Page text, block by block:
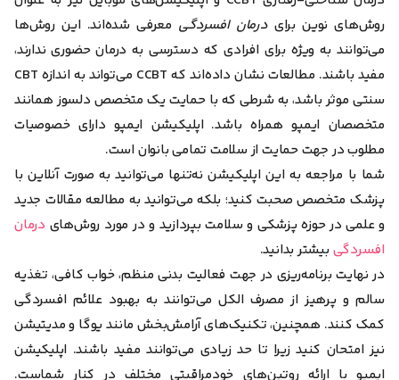
روش‌های نوین برایدرمان افسردگی معرفی شده‌اند. این روش‌ها
می‌توانند به ویژه برای افرادی که دسترسی به درمان حضوری ندارند،
مفید باشند. مطالعات نشان داده‌اند که CCBT می‌تواند به اندازه CBT
سنتی موثر باشد، به شرطی که با حمایت یک متخصص دلسوز همانند
متخصصان ایمپو همراه باشد. اپلیکیشن ایمپو دارای خصوصیات
مطلوب در جهت حمایت از سلامت تمامی بانوان است.
شما با مراجعه به این اپلیکیشن نه‌تنها می‌توانید به صورت آنلاین با
پزشک متخصص صحبت کنید؛ بلکه می‌توانید به مطالعه مقالات جدید
و علمی در حوزه پزشکی و سلامت بپردازید و در مورد روش‌های درمان
افسردگیبیشتر بدانید.
در نهایت برنامه‌ریزی در جهت فعالیت بدنی منظم، خواب کافی، تغذیه
سالم و پرهیز از مصرف الکل می‌توانند به بهبود علائم افسردگی
کمک کنند. همچنین، تکنیک‌های آرامش‌بخش مانند یوگا و مدیتیشن
نیز امتحان کنید زیرا تا حد زیادی می‌توانند مفید باشند. اپلیکیشن
ایمپو با ارائه روتین‌های خودمراقبتی مختلف در کنار شماست.